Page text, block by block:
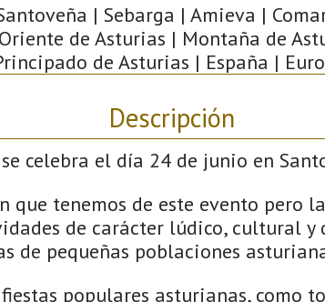
| Sebarga | Amieva |
de Asturias | Montaña de
de Asturias | España |
Descripción
celebra el día 24 de junio en
que tenemos de este evento pero
de carácter lúdico, cultural
de pequeñas poblaciones
populares asturianas, como